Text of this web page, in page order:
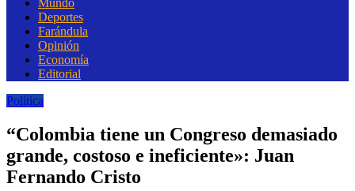
Mundo
Deportes
Farándula
Opinión
Economía
Editorial
Política
“Colombia tiene un Congreso demasiado
grande, costoso e ineficiente»: Juan
Fernando Cristo